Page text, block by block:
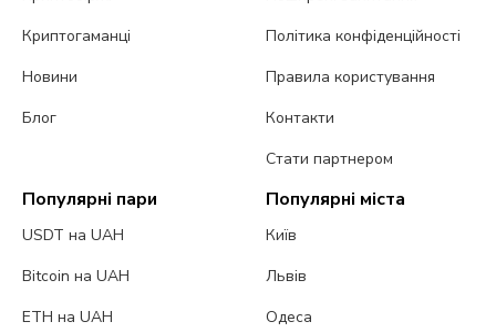
Криптогаманці
Новини
Блог
Політика конфіденційності
Правила користування
Контакти
Стати партнером
Популярні пари
USDT на UAH
Bitcoin на UAH
ETH на UAH
Популярні міста
Київ
Львів
Одеса